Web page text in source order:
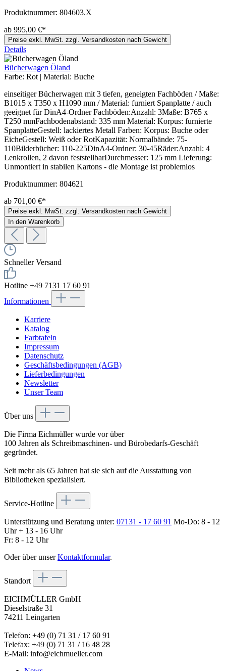
Produktnummer: 804603.X
ab 995,00 €*
Preise exkl. MwSt. zzgl. Versandkosten nach Gewicht
Details
Bücherwagen Öland
Farbe: Rot | Material: Buche
einseitiger Bücherwagen mit 3 tiefen, geneigten Fachböden / Maße:
B1015 x T350 x H1090 mm / Material: furniert Spanplatte / auch
geeignet für DinA4-Ordner Fachböden:Anzahl: 3Maße: B765 x
T250 mmFachbodenabstand: 335 mm Material: Korpus: furnierte
SpanplatteGestell: lackiertes Metall Farben: Korpus: Buche oder
EicheGestell: Weiß oder RotKapazität: Normalbände: 75-
110Bilderbücher: 110-225DinA4-Ordner: 30-45Räder:Anzahl: 4
Lenkrollen, 2 davon feststellbarDurchmesser: 125 mm Lieferung:
Unmontiert in stabilen Kartons - die Montage ist problemlos
Produktnummer: 804621
ab 701,00 €*
Preise exkl. MwSt. zzgl. Versandkosten nach Gewicht
In den Warenkorb
Schneller Versand
Hotline +49 7131 17 60 91
Informationen
Karriere
Katalog
Farbtafeln
Impressum
Datenschutz
Geschäftsbedingungen (AGB)
Lieferbedingungen
Newsletter
Unser Team
Über uns
Die Firma Eichmüller wurde vor über
100 Jahren als Schreibmaschinen- und Bürobedarfs-Geschäft
gegründet.
Seit mehr als 65 Jahren hat sie sich auf die Ausstattung von
Bibliotheken spezialisiert.
Service-Hotline
Unterstützung und Beratung unter: 07131 - 17 60 91 Mo-Do: 8 - 12
Uhr + 13 - 16 Uhr
Fr: 8 - 12 Uhr
Oder über unserKontaktformular.
Standort
EICHMÜLLER GmbH
Dieselstraße 31
74211 Leingarten
Telefon: +49 (0) 71 31 / 17 60 91
Telefax: +49 (0) 71 31 / 16 48 28
E-Mail: info@eichmueller.com